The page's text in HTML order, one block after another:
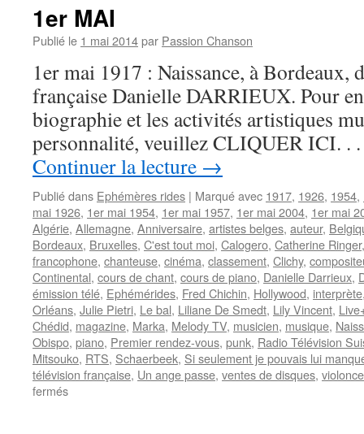
1er MAI
Publié le 1 mai 2014par Passion Chanson
1er mai 1917 : Naissance, à Bordeaux,
française Danielle DARRIEUX. Pour
biographie et les activités artistiques
personnalité, veuillez CLIQUER
Continuer la lecture →
Publié dans Ephémères rides | Marqué avec 1917, 1926, 1954,
mai 1926, 1er mai 1954, 1er mai 1957, 1er mai 2004, 1er mai
Algérie, Allemagne, Anniversaire, artistes belges, auteur,
Bordeaux, Bruxelles, C'est tout moi, Calogero, Catherine Ringer
francophone, chanteuse, cinéma, classement, Clichy,
Continental, cours de chant, cours de piano, Danielle Darrieux,
émission télé, Ephémérides, Fred Chichin, Hollywood, interprète
Orléans, Julie Pietri, Le bal, Liliane De Smedt, Lily Vincent,
Chédid, magazine, Marka, Melody TV, musicien, musique,
Obispo, piano, Premier rendez-vous, punk, Radio Télévision
Mitsouko, RTS, Schaerbeek, Si seulement je pouvais lui
télévision française, Un ange passe, ventes de disques,
ferméssur